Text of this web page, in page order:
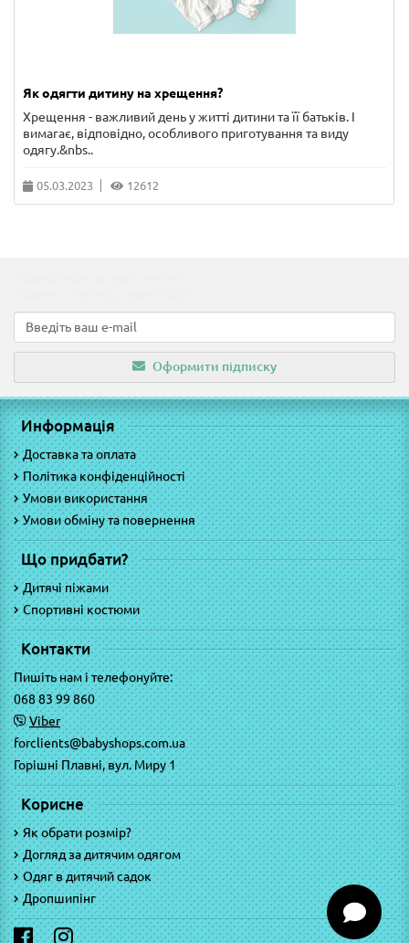
Як одягти дитину на хрещення?
Хрещення - важливий день у житті дитини та її батьків. І
вимагає, відповідно, особливого приготування та виду
одягу.&nbs..
05.03.2023 12612
Оформити підписку
Информація
Доставка та оплата
Політика конфіденційності
Умови використання
Умови обміну та повернення
Що придбати?
Дитячі піжами
Спортивні костюми
Контакти
Пишіть нам і телефонуйте:
068 83 99 860
Viber
forclients@babyshops.com.ua
Горішні Плавні, вул. Миру 1
Корисне
Як обрати розмір?
Догляд за дитячим одягом
Одяг в дитячий садок
Дропшипінг